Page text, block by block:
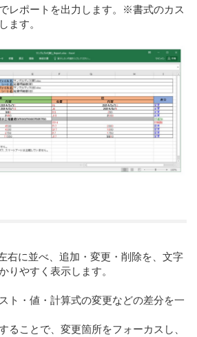
レポートを出力します。※書式のカス
ます。
右に並べ、追加・変更・削除を、文字
りやすく表示します。
ト・値・計算式の変更などの差分を一
ることで、変更箇所をフォーカスし、